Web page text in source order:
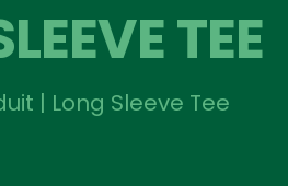
TEE
| Long Sleeve Tee